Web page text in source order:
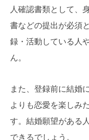
人確認書類として、
書などの提出が必須
録・活動している人
ん。
また、登録前に結婚
よりも恋愛を楽しみ
す。結婚願望がある
できるでしょう。